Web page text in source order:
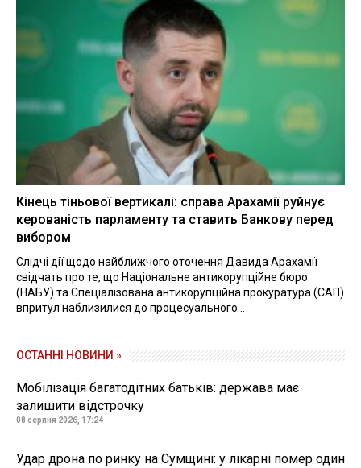
Кінець тіньової вертикалі: справа Арахамії руйнує
керованість парламенту та ставить Банкову перед
вибором
Слідчі дії щодо найближчого оточення Давида Арахамії
свідчать про те, що Національне антикорупційне бюро
(НАБУ) та Спеціалізована антикорупційна прокуратура (САП)
впритул наблизилися до процесуального...
ОСТАННІ НОВИНИ »
Мобілізація багатодітних батьків: держава має
залишити відстрочку
08 серпня 2026, 17:24
Удар дрона по ринку на Сумщині: у лікарні помер один